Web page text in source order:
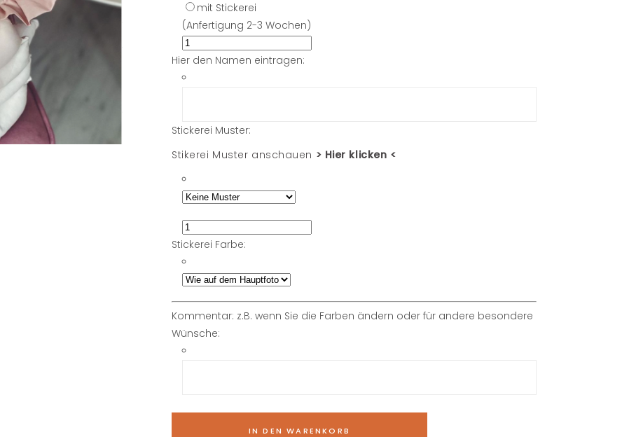
mit Stickerei
(Anfertigung 2-3 Wochen)
Hier den Namen eintragen:
Stickerei Muster:
Stikerei Muster anschauen > Hier klicken <
Stickerei Farbe:
Kommentar: z.B. wenn Sie die Farben ändern oder für andere besondere
Wünsche:
IN DEN WARENKORB